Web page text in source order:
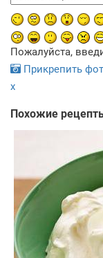
Пожалуйста,
Прикрепить
x
Похожие